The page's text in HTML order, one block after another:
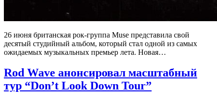
26 июня британская рок-группа Muse представила свой
десятый студийный альбом, который стал одной из самых
ожидаемых музыкальных премьер лета. Новая…
Rod Wave анонсировал масштабный
тур “Don’t Look Down Tour”